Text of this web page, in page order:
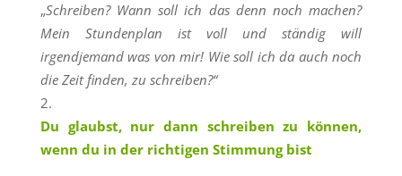
„Schreiben? Wann soll ich das denn noch machen?
Mein Stundenplan ist voll und ständig will
irgendjemand was von mir! Wie soll ich da auch noch
die Zeit finden, zu schreiben?“
Du glaubst, nur dann schreiben zu können,
wenn du in der richtigen Stimmung bist